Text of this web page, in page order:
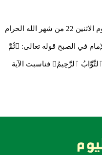
وقد تم الانتهاء من هذا البيان بعد فجر يوم الاثنين 22 من شهر الله الحرام
وقد قرأ الإمام في الصبح قوله تعالى: ﴿ثُمَّ
ٱلرَّحِیمُ﴾ فناسبت الآية